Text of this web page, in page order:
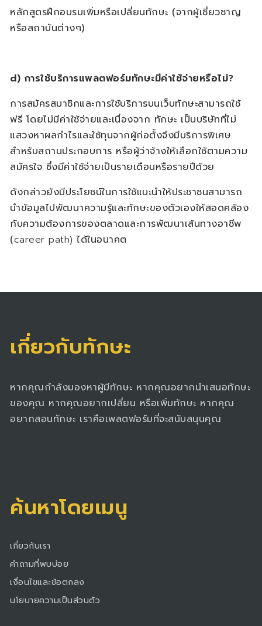
หลักสูตรฝึกอบรมเพิ่มหรือเปลี่ยนทักษะ (จากผู้เชี่ยวชาญ
หรือสถาบันต่างๆ)
d) การใช้บริการแพลตฟอร์มทักษะมีค่าใช้จ่ายหรือไม่?
การสมัครสมาชิกและการใช้บริการบนเว็บทักษะสามารถใช้
ฟรี โดยไม่มีค่าใช้จ่ายและเนื่องจาก ทักษะ เป็นบริษัทที่ไม่
แสวงหาผลกำไรและใช้ทุนจากผู้ก่อตั้งจึงมีบริการพิเศษ
สำหรับสถานประกอบการ หรือผู้ว่าจ้างให้เลือกใช้ตามความ
สมัครใจ ซึ่งมีค่าใช้จ่ายเป็นรายเดือนหรือรายปีด้วย
ดังกล่าวยังมีประโยชน์ในการใช้แนะนำให้ประชาชนสามารถ
นำข้อมูลไปพัฒนาความรู้และทักษะของตัวเองให้สอดคล้อง
กับความต้องการของตลาดและการพัฒนาเส้นทางอาชีพ
(career path)ได้ในอนาคต
เกี่ยวกับทักษะ
หากคุณกำลังมองหาผู้มีทักษะ หากคุณอยากนำเสนอทักษะ
ของคุณ หากคุณอยากเปลี่ยน หรือเพิ่มทักษะ หากคุณ
อยากสอนทักษะ เราคือเพลตฟอร์มที่จะสนับสนุนคุณ
ค้นหาโดยเมนู
เกี่ยวกับเรา
คำถามที่พบบ่อย
เงื่อนไขและข้อตกลง
นโยบายความเป็นส่วนตัว